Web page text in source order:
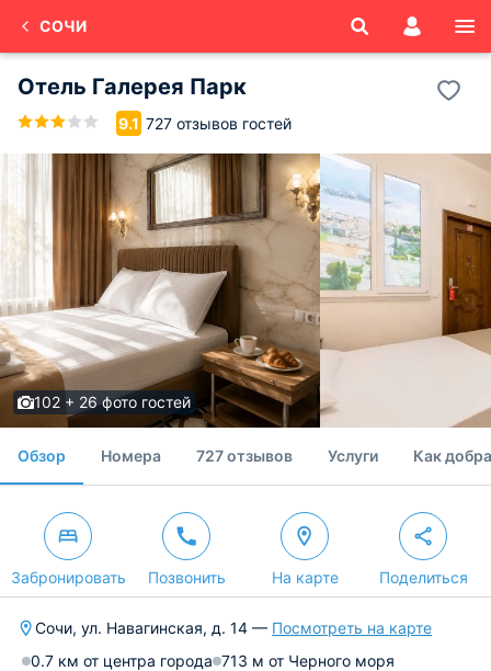
СОЧИ
Отель Галерея Парк
9.1 727 отзывов гостей
102 + 26 фото гостей
Обзор Номера 727 отзывов Услуги Как
Забронировать Позвонить На карте Поделиться
Сочи, ул. Навагинская, д. 14 — Посмотреть на карте
0.7 км от центра города 713 м от Черного моря